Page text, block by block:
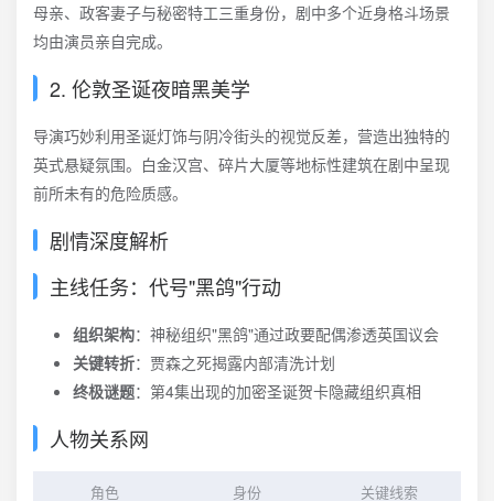
母亲、政客妻子与秘密特工三重身份，剧中多个近身格斗场景
均由演员亲自完成。
2. 伦敦圣诞夜暗黑美学
导演巧妙利用圣诞灯饰与阴冷街头的视觉反差，营造出独特的
英式悬疑氛围。白金汉宫、碎片大厦等地标性建筑在剧中呈现
前所未有的危险质感。
剧情深度解析
主线任务：代号"黑鸽"行动
组织架构：神秘组织"黑鸽"通过政要配偶渗透英国议会
关键转折：贾森之死揭露内部清洗计划
终极谜题：第4集出现的加密圣诞贺卡隐藏组织真相
人物关系网
角色 身份
关键线索